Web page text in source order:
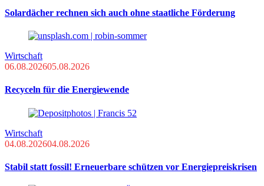
Solardächer rechnen sich auch ohne staatliche Förderung
Wirtschaft
06.08.202605.08.2026
Recyceln für die Energiewende
Wirtschaft
04.08.202604.08.2026
Stabil statt fossil! Erneuerbare schützen vor Energiepreiskrisen